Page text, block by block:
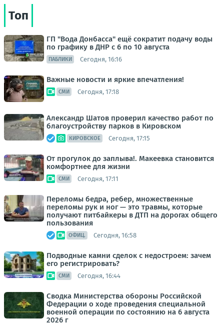
Топ
ГП "Вода Донбасса" ещё сократит подачу воды
по графику в ДНР с 6 по 10 августа
ПАБЛИКИ Сегодня, 16:16
Важные новости и яркие впечатления!
СМИ Сегодня, 17:18
Александр Шатов проверил качество работ по
благоустройству парков в Кировском
КИРОВСКОЕ Сегодня, 17:15
От прогулок до заплыва!. Макеевка становится
комфортнее для жизни
СМИ Сегодня, 17:11
Переломы бедра, ребер, множественные
переломы рук и ног — это травмы, которые
получают питбайкеры в ДТП на дорогах общего
пользования
ОФИЦ. Сегодня, 16:58
Подводные камни сделок с недостроем: зачем
его регистрировать?
СМИ Сегодня, 16:44
Сводка Министерства обороны Российской
Федерации о ходе проведения специальной
военной операции по состоянию на 6 августа
2026 г